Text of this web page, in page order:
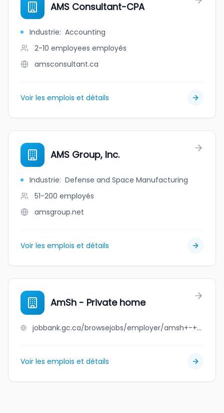
AMS Consultant-CPA
Industrie: Accounting
2-10 employees employés
amsconsultant.ca
Voir les emplois et détails
AMS Group, Inc.
Industrie: Defense and Space Manufacturing
51-200 employés
amsgroup.net
Voir les emplois et détails
AmSh - Private home
jobbank.gc.ca/browsejobs/employer/amsh+-+private+home/ca
Voir les emplois et détails